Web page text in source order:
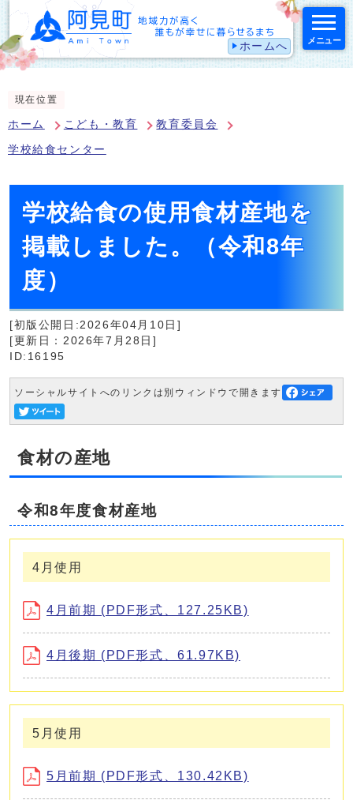
ホームへ メニュー
現在位置
ホーム こども・教育 教育委員会
学校給食センター
学校給食の使用食材産地を
掲載しました。（令和8年
度）
[初版公開日:2026年04月10日]
[更新日：2026年7月28日]
ID:16195
ソーシャルサイトへのリンクは別ウィンドウで開きます
食材の産地
令和8年度食材産地
4月使用
4月前期 (PDF形式、127.25KB)
4月後期 (PDF形式、61.97KB)
5月使用
5月前期 (PDF形式、130.42KB)